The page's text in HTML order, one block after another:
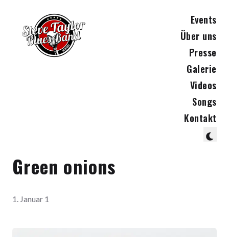
Events
Über uns
Presse
Galerie
Videos
Songs
Kontakt
Green onions
1. Januar 1